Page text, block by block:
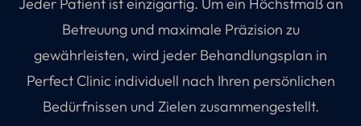
Betreuung und maximale Präzision zu
gewährleisten, wird jeder Behandlungsplan in
Perfect Clinic individuell nach Ihren persönlichen
Bedürfnissen und Zielen zusammengestellt.